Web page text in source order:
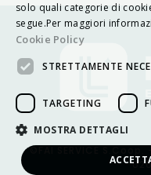
©FAI SERVICE S.Coop.
solo quali categorie di
segue.Per maggiori
Cookie Policy
STRETTAMENTE
TARGETING
MOSTRA DETTAGLI